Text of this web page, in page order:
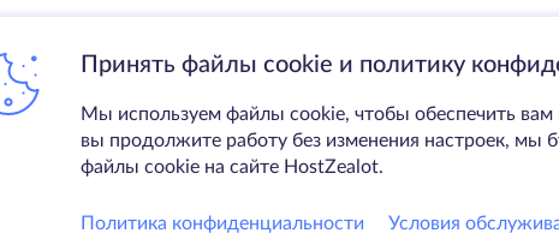
Принять файлы cookie и политику
Мы используем файлы cookie, чтобы обеспечить
вы продолжите работу без изменения настроек, мы
файлы cookie на сайте HostZealot.
Политика конфиденциальности Условия